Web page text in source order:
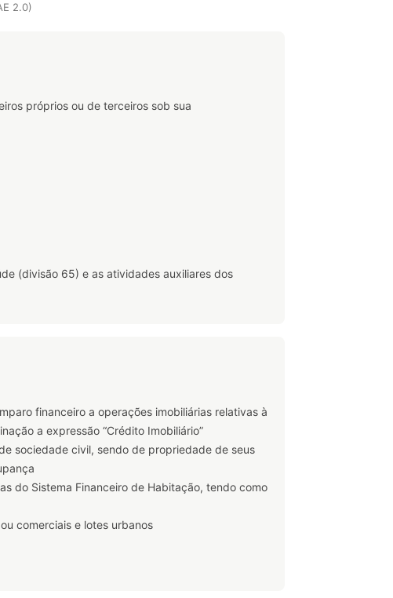
2.0)
próprios ou de terceiros sob sua
(divisão 65) e as atividades auxiliares dos
financeiro a operações imobiliárias relativas à
a expressão “Crédito Imobiliário”
sociedade civil, sendo de propriedade de seus
do Sistema Financeiro de Habitação, tendo como
comerciais e lotes urbanos